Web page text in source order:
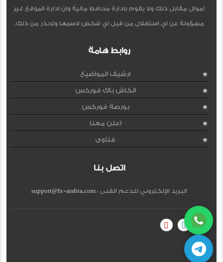
اموال مقابل ذلك ولا يقوم بادارة محافظ مالية وان ادارة الموقع غير
مسؤولة عن اي استغلال من قبل اي شخص لاسمها وتحذر من ذلك.
روابط هامة
ارشيف المواضيع
الكاش باك فوركس
بورصة فوركس
اعلن معنا
فتاوى
اتصل بنا
البريد الإلكتروني للدعم الفنى :support@fx-arabia.com